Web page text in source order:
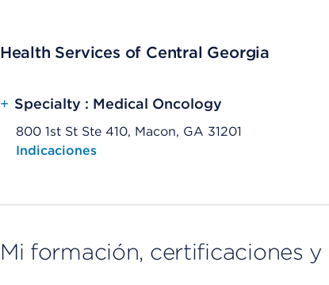
Health Services of Central Georgia
+ Specialty : Medical Oncology
800 1st St Ste 410, Macon, GA 31201
Opens native map application on mobile devices
Indicaciones
Mi formación, certificaciones y